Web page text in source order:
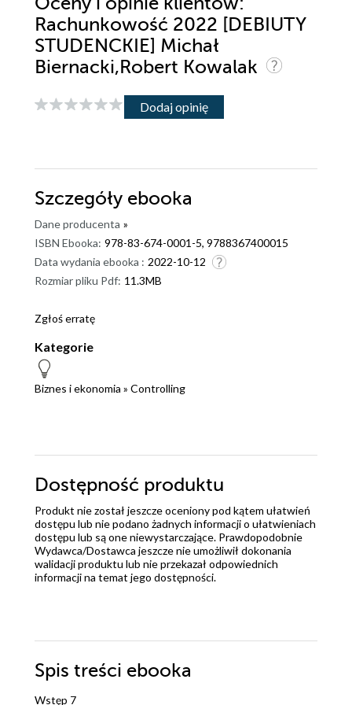
Rachunkowość 2022 [DEBIUTY
STUDENCKIE] Michał
Biernacki,Robert Kowalak
Dodaj opinię
Szczegóły ebooka
Dane producenta »
ISBN Ebooka: 978-83-674-0001-5, 9788367400015
Data wydania ebooka : 2022-10-12
Rozmiar pliku Pdf: 11.3MB
Zgłoś erratę
Kategorie
Biznes i ekonomia » Controlling
Dostępność produktu
Produkt nie został jeszcze oceniony pod kątem ułatwień
dostępu lub nie podano żadnych informacji o ułatwieniach
dostępu lub są one niewystarczające. Prawdopodobnie
Wydawca/Dostawca jeszcze nie umożliwił dokonania
walidacji produktu lub nie przekazał odpowiednich
informacji na temat jego dostępności.
Spis treści ebooka
Wstęp 7